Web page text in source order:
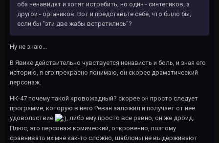
оба ненавидят и хотят истребить, но один - синтетиков, а
другой - органиков. Вот и представьте себе, что было бы,
если бы "эти две жабы встретились"?
Ну не знаю...
В Явике действительно чувствуется ненависть и боль, и зная его
историю, я его прекрасно понимаю, он скорее драматический
персонаж.
НК-47 почему такой кровожадный? скорее он просто следует
программе, которую в него Реван заложил и получает от нее
удовольствие
, либо ему просто все равно, он же дроид.
Плюс, это персонаж комический, откровенно, поэтому
сравнивать их мне как-то сложно, шаблоны не выдерживают